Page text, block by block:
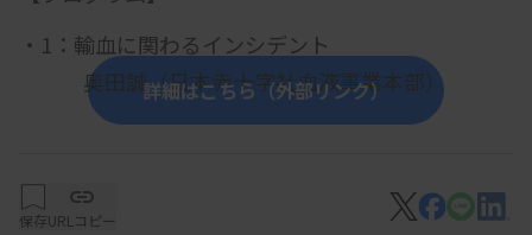
・1：輸血に関わるインシデント
奥田誠（日本赤十字社血液事業本部）
福吉葉子技師（熊本大学病院 検査部）
詳細はこちら（外部リンク）
保存URLコピー